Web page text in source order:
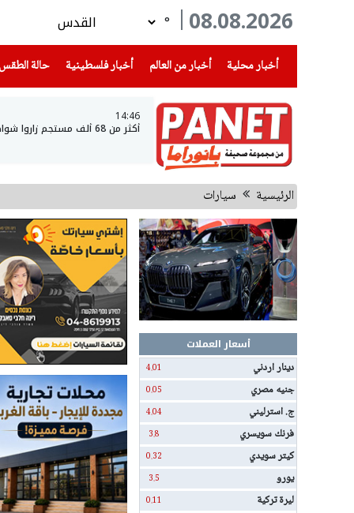
08.08.2026
°
أخبار محلية
(current) أخبار من العالم أخبار فلسطينية(current) حالة الطقس
14:46
أكثر من 68 ألف مستجم زاروا شواطئ بحيرة طبريا خلال نهاية الأسبوع
الرئيسية سيارات
أسعار العملات
دينار اردني
4.01
جنيه مصري 0.05
ج. استرليني 4.04
فرنك سويسري 3.8
كيتر سويدي 0.32
يورو 3.5
ليرة تركية 0.11